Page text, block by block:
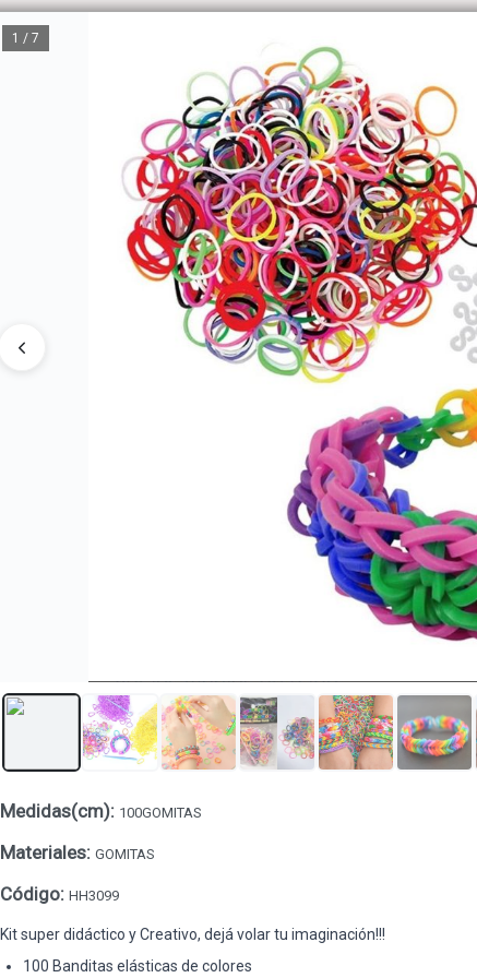
1 / 7
Medidas(cm): 100GOMITAS
Materiales: GOMITAS
Código: HH3099
Kit super didáctico y Creativo, dejá volar tu imaginación!!!
100 Banditas elásticas de colores
CÓMO COMPRAR